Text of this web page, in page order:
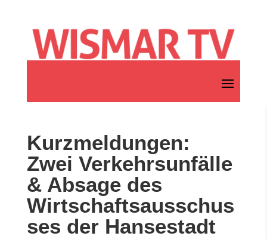
Kurzmeldungen:
Zwei Verkehrsunfälle
& Absage des
Wirtschaftsausschus
ses der Hansestadt